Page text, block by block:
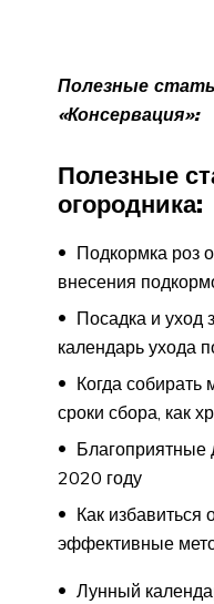
Полезные
«Консервация»:
Полезные
огородника:
Подкормка роз
внесения
Посадка и уход
календарь ухода
Когда собирать
сроки сбора, как
Благоприятные
2020 году
Как избавиться
эффективные
Лунный